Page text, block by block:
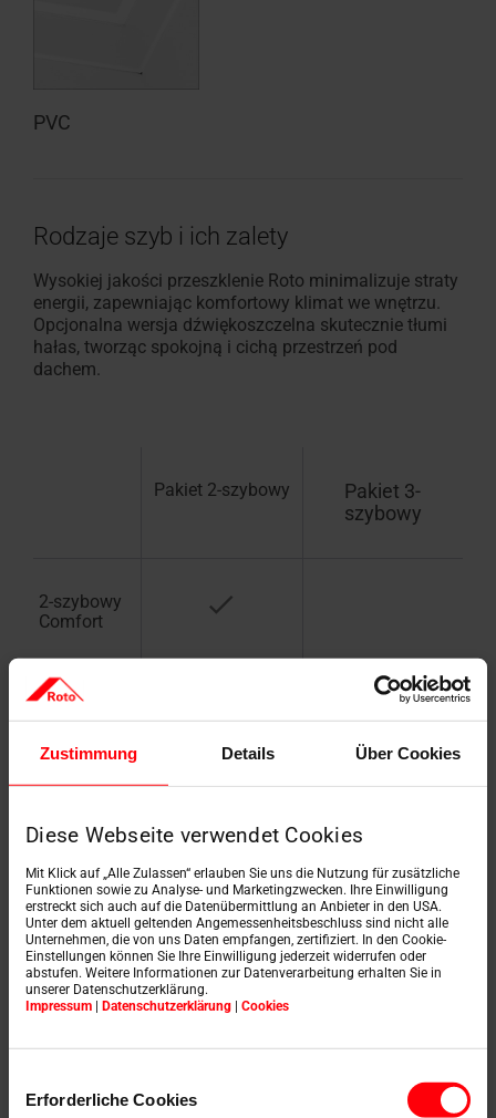
Zustimmung Details Über Cookies
Diese Webseite verwendet Cookies
Mit Klick auf „Alle Zulassen“ erlauben Sie uns die Nutzung für zusätzliche
Funktionen sowie zu Analyse- und Marketingzwecken. Ihre Einwilligung
erstreckt sich auch auf die Datenübermittlung an Anbieter in den USA.
Unter dem aktuell geltenden Angemessenheitsbeschluss sind nicht alle
Unternehmen, die von uns Daten empfangen, zertifiziert. In den Cookie-
Einstellungen können Sie Ihre Einwilligung jederzeit widerrufen oder
abstufen. Weitere Informationen zur Datenverarbeitung erhalten Sie in
unserer Datenschutzerklärung.
Impressum | Datenschutzerklärung | Cookies
Erforderliche Cookies
PVC
Rodzaje szyb i ich zalety
Wysokiej jakości przeszklenie Roto minimalizuje straty
energii, zapewniając komfortowy klimat we wnętrzu.
Opcjonalna wersja dźwiękoszczelna skutecznie tłumi
hałas, tworząc spokojną i cichą przestrzeń pod
dachem.
2-szybowy
Comfort
3-szybowy
Premium
Pakiet 2-szybowy
Pakiet 3-
szybowy